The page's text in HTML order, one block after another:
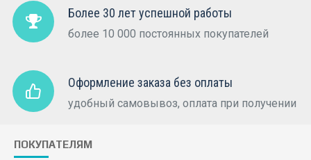
Более 30 лет успешной работы
более 10 000 постоянных покупателей
Оформление заказа без оплаты
удобный самовывоз, оплата при получении
ПОКУПАТЕЛЯМ